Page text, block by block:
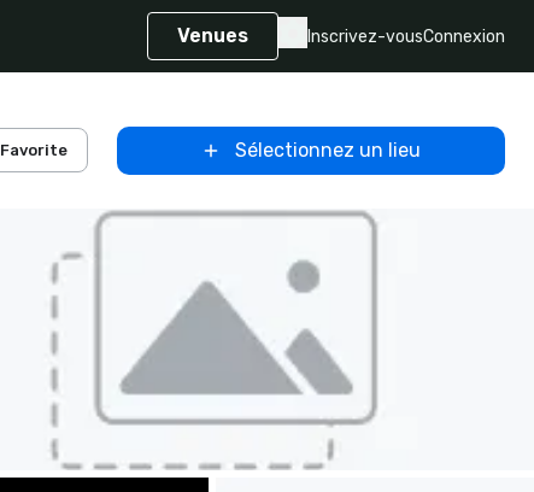
Venues Inscrivez-vousConnexion
Favorite Sélectionnez un lieu